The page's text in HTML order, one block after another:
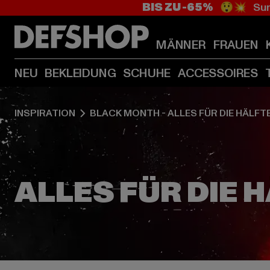
BIS ZU -65% 😲💥
MÄNNER FRAUEN
NEU BEKLEIDUNG SCHUHE ACCESSOIRES
INSPIRATION BLACK MONTH - ALLES FÜR DIE